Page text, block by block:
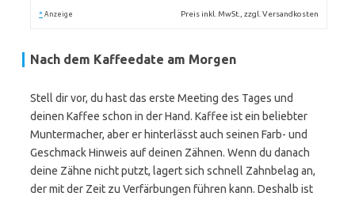
* Anzeige Preis inkl. MwSt., zzgl. Versandkosten
Nach dem Kaffeedate am Morgen
Stell dir vor, du hast das erste Meeting des Tages und
deinen Kaffee schon in der Hand. Kaffee ist ein beliebter
Muntermacher, aber er hinterlässt auch seinen Farb- und
Geschmack Hinweis auf deinen Zähnen. Wenn du danach
deine Zähne nicht putzt, lagert sich schnell Zahnbelag an,
der mit der Zeit zu Verfärbungen führen kann. Deshalb ist